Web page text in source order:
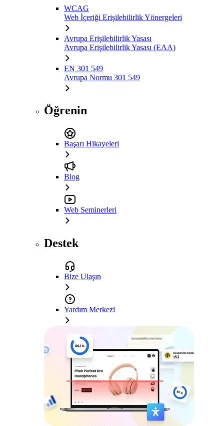
WCAG
Web İçeriği Erişilebilirlik Yönergeleri
Avrupa Erişilebilirlik Yasası
Avrupa Erişilebilirlik Yasası (EAA)
EN 301 549
Avrupa Normu 301 549
Öğrenin
Başarı Hikayeleri
Blog
Web Seminerleri
Destek
Bize Ulaşın
Yardım Merkezi